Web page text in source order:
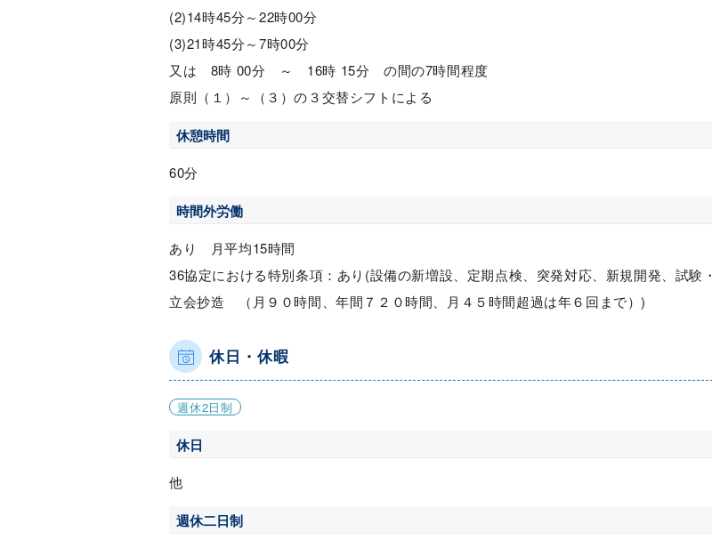
(2)14時45分～22時00分
(3)21時45分～7時00分
又は 8時 00分 ～ 16時 15分 の間の7時間程度
原則（１）～（３）の３交替シフトによる
休憩時間
60分
時間外労働
あり 月平均15時間
36協定における特別条項：あり(設備の新増設、定期点検、突発対応、新規開発、試験・
立会抄造 （月９０時間、年間７２０時間、月４５時間超過は年６回まで）)
休日・休暇
週休2日制
休日
他
週休二日制